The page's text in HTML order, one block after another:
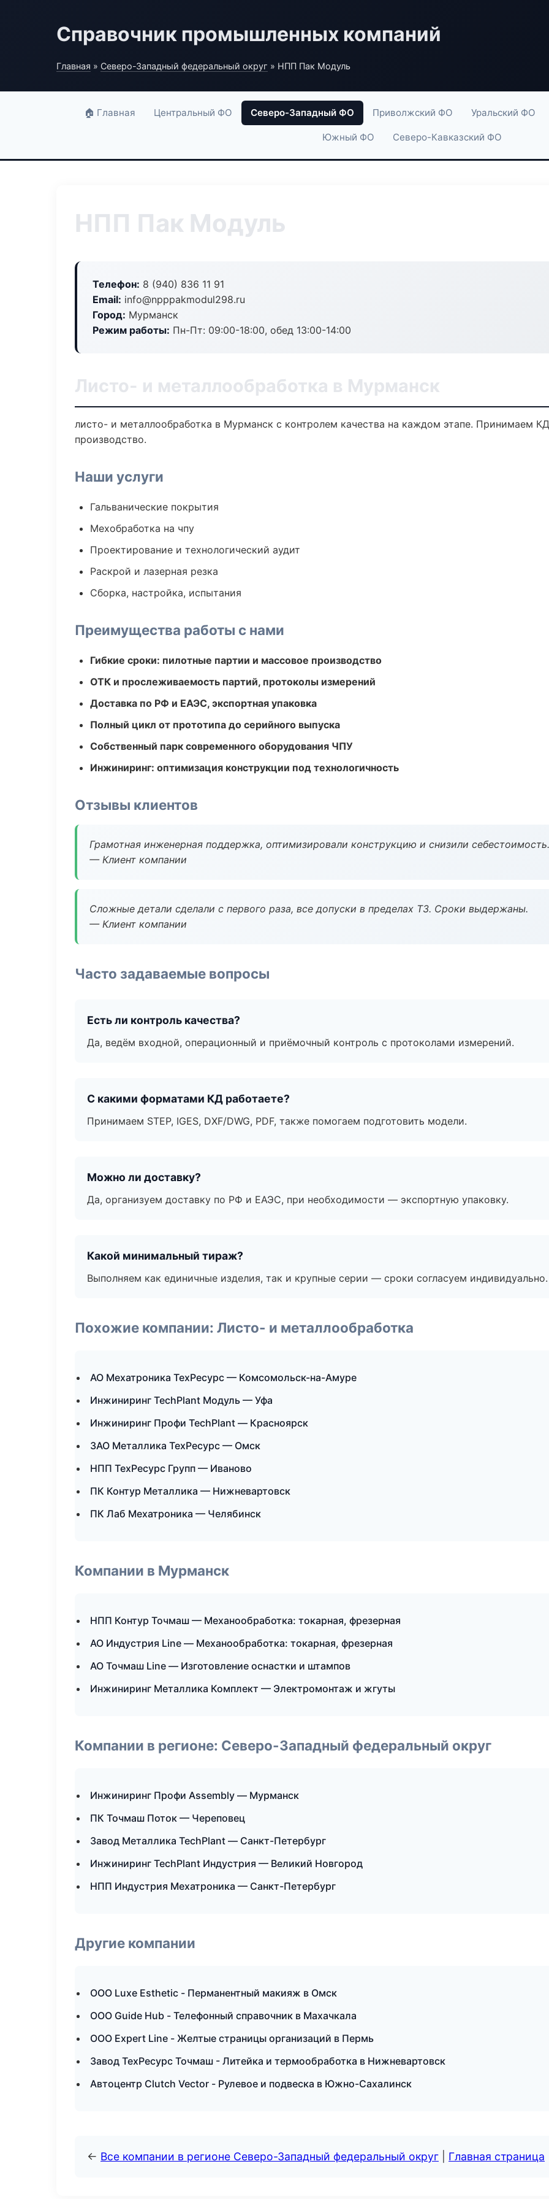
Справочник промышленных компаний
Главная » Северо-Западный федеральный округ » НПП Пак Модуль
🏠 Главная Центральный ФО Северо-Западный ФО Приволжский ФО Уральский ФО
Южный ФО Северо-Кавказский ФО
НПП Пак Модуль
Телефон: 8 (940) 836 11 91
Email: info@npppakmodul298.ru
Город: Мурманск
Режим работы: Пн-Пт: 09:00-18:00, обед 13:00-14:00
Листо- и металлообработка в Мурманск
листо- и металлообработка в Мурманск с контролем качества на каждом этапе. Принимаем
производство.
Наши услуги
Гальванические покрытия
Мехобработка на чпу
Проектирование и технологический аудит
Раскрой и лазерная резка
Сборка, настройка, испытания
Преимущества работы с нами
Гибкие сроки: пилотные партии и массовое производство
ОТК и прослеживаемость партий, протоколы измерений
Доставка по РФ и ЕАЭС, экспортная упаковка
Полный цикл от прототипа до серийного выпуска
Собственный парк современного оборудования ЧПУ
Инжиниринг: оптимизация конструкции под технологичность
Отзывы клиентов
Грамотная инженерная поддержка, оптимизировали конструкцию и снизили себестоимость.
— Клиент компании
Сложные детали сделали с первого раза, все допуски в пределах ТЗ. Сроки выдержаны.
— Клиент компании
Часто задаваемые вопросы
Есть ли контроль качества?
Да, ведём входной, операционный и приёмочный контроль с протоколами измерений.
С какими форматами КД работаете?
Принимаем STEP, IGES, DXF/DWG, PDF, также помогаем подготовить модели.
Можно ли доставку?
Да, организуем доставку по РФ и ЕАЭС, при необходимости — экспортную упаковку.
Какой минимальный тираж?
Выполняем как единичные изделия, так и крупные серии — сроки согласуем индивидуально.
Похожие компании: Листо- и металлообработка
АО Мехатроника ТехРесурс — Комсомольск-на-Амуре
Инжиниринг TechPlant Модуль — Уфа
Инжиниринг Профи TechPlant — Красноярск
ЗАО Металлика ТехРесурс — Омск
НПП ТехРесурс Групп — Иваново
ПК Контур Металлика — Нижневартовск
ПК Лаб Мехатроника — Челябинск
Компании в Мурманск
НПП Контур Точмаш — Механообработка: токарная, фрезерная
АО Индустрия Line — Механообработка: токарная, фрезерная
АО Точмаш Line — Изготовление оснастки и штампов
Инжиниринг Металлика Комплект — Электромонтаж и жгуты
Компании в регионе: Северо-Западный федеральный округ
Инжиниринг Профи Assembly — Мурманск
ПК Точмаш Поток — Череповец
Завод Металлика TechPlant — Санкт-Петербург
Инжиниринг TechPlant Индустрия — Великий Новгород
НПП Индустрия Мехатроника — Санкт-Петербург
Другие компании
ООО Luxe Esthetic - Перманентный макияж в Омск
ООО Guide Hub - Телефонный справочник в Махачкала
ООО Expert Line - Желтые страницы организаций в Пермь
Завод ТехРесурс Точмаш - Литейка и термообработка в Нижневартовск
Автоцентр Clutch Vector - Рулевое и подвеска в Южно-Сахалинск
← Все компании в регионе Северо-Западный федеральный округ Главная страница